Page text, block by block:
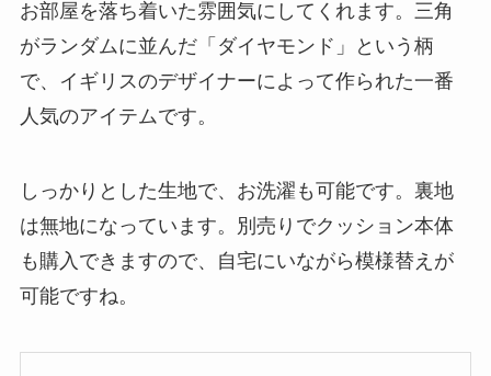
お部屋を落ち着いた雰囲気にしてくれます。三角
がランダムに並んだ「ダイヤモンド」という柄
で、イギリスのデザイナーによって作られた一番
人気のアイテムです。
しっかりとした生地で、お洗濯も可能です。裏地
は無地になっています。別売りでクッション本体
も購入できますので、自宅にいながら模様替えが
可能ですね。